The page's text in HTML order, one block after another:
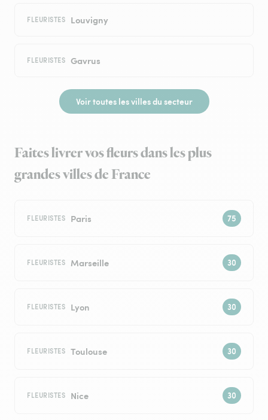
FLEURISTES Louvigny
FLEURISTES Gavrus
Voir toutes les villes du secteur
Faites livrer vos fleurs dans les plus
grandes villes de France
FLEURISTES Paris
FLEURISTES Marseille
FLEURISTES Lyon
FLEURISTES Toulouse
FLEURISTES Nice